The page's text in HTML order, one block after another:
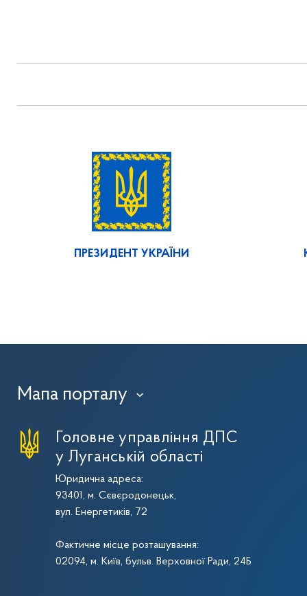
ПРЕЗИДЕНТ УКРАЇНИ
Мапа порталу ›
Головне управління ДПС
у Луганській області
Юридична адреса:
93401, м. Сєвєродонецьк,
вул. Енергетиків, 72
Фактичне місце розташування:
02094, м. Київ, бульв. Верховної Ради, 24Б